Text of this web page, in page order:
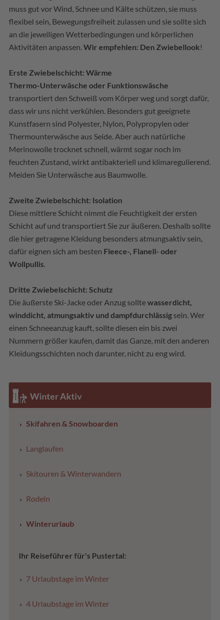
muss gut vor Wind, Schnee und Kälte schützen, sie muss
flexibel sein, Bewegungsfreiheit zulassen und sie sollte sich
an die jeweiligen Wetterbedingungen und körperlichen
Aktivitäten anpassen.Wir empfehlen: Den Zwiebellook!
Erste Zwiebelschicht: Wärme
Thermo-Unterwäsche oder Funktionswäsche
transportiert den Schweiß vom Körper weg und sorgt dafür,
dass wir uns nicht verkühlen. Besonders gut geeignete
Kunstfasern sind Polyester, Nylon, Polypropylen oder
Thermounterwäsche aus Seide. Aber auch natürliche
Merinowolle trocknet schnell, wärmt sogar noch im
feuchten Zustand, wirkt antibakteriell und klimaregulierend.
Meiden Sie Unterwäsche aus Baumwolle.
Zweite Zwiebelschicht: Isolation
Diese mittlere Schicht nimmt die Feuchtigkeit der ersten
Schicht auf und transportiert Sie zur äußeren. Deshalb sollte
die hier getragene Kleidung besonders atmungsaktiv sein,
dafür eignen sich am besten Fleece-, Flanell- oder
Wollpullis.
Dritte Zwiebelschicht: Schutz
Die äußerste Ski-Jacke oder Anzug solltewasserdicht,
winddicht, atmungsaktiv und dampfdurchlässig sein. Wer
einen Schneeanzug kauft, sollte diesen ein bis zwei
Nummern größer kaufen, damit das Ganze, mit den anderen
Kleidungsschichten noch darunter, nicht zu eng wird.
Winter Aktiv
Skifahren & Snowboarden
Langlaufen
Skitouren & Winterwandern
Rodeln
Winterurlaub
Ihr Reiseführer für's Pustertal:
7 Urlaubstage im Winter
4 Urlaubstage im Winter